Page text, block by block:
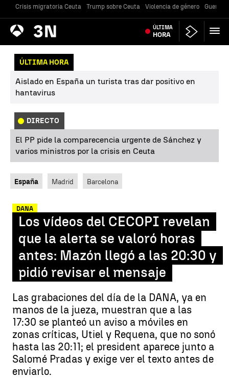
Crisis migratoria Ceuta Trump sobre Ceuta Violencia de género Guerra
Antena
3 Noticias ÚLTIMA
HORA
ÚLTIMA HORA
Aislado en España un turista tras dar positivo en
hantavirus
DIRECTO
El PP pide la comparecencia urgente de Sánchez y
varios ministros por la crisis en Ceuta
España Madrid Barcelona
DANA
Los vídeos del CECOPI revelan
que la alerta se valoró horas
antes: Mazón llegó a las 20:30 y
pidió revisar el mensaje
Las grabaciones del día de la DANA, ya en
manos de la jueza, muestran que a las
17:30 se planteó un aviso a móviles en
zonas críticas, Utiel y Requena, que no sonó
hasta las 20:11; el president aparece junto a
Salomé Pradas y exige ver el texto antes de
enviarlo.